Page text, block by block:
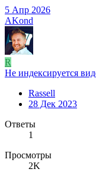
5 Апр 2026
AKond
R
Не индексируется
Rassell
28 Дек 2023
Ответы
1
Просмотры
2K